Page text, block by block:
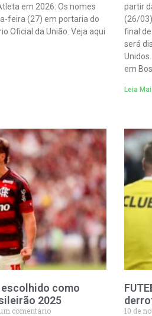
em 2026. Os nomes
feira (27) em portaria do
Oficial da União. Veja aqui
partir
(26/
final
será
em
Leia
como
2025
comentário
10 de